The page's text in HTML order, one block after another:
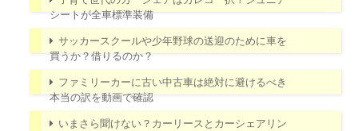
シートが全車標準装備
サッカースクールや少年野球の送迎のために車を
買うか？借りるのか？
ファミリーカーに古い中古車は絶対に避けるべき
本当の訳を動画で確認
いまさら聞けない？カーリースとカーシェアリン